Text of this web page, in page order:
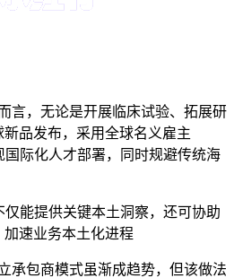
言，无论是开展临床试验、拓展研
品发布，采用全球名义雇主
国际化人才部署，同时规避传统海
仅能提供关键本土洞察，还可协助
速业务本土化进程
承包商模式虽渐成趋势，但该做法